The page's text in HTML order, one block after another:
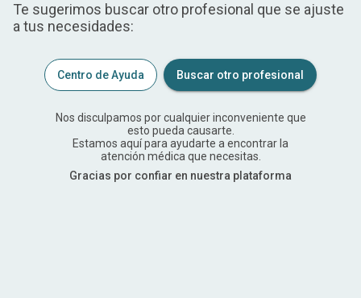
Te sugerimos buscar otro profesional que se ajuste
a tus necesidades:
Centro de Ayuda Buscar otro profesional
Nos disculpamos por cualquier inconveniente que
esto pueda causarte.
Estamos aquí para ayudarte a encontrar la
atención médica que necesitas.
Gracias por confiar en nuestra plataforma